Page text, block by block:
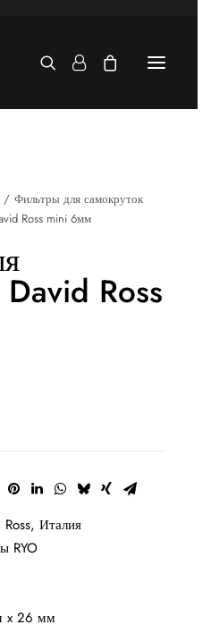
Фильтры для самокруток
Ross mini 6мм
David Ross
Италия
RYO
x 26 мм